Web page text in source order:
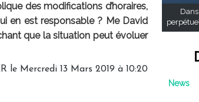
des modifications d’horaires,
en est responsable ? Me David
que la situation peut évoluer
le Mercredi 13 Mars 2019 à 10:20
News